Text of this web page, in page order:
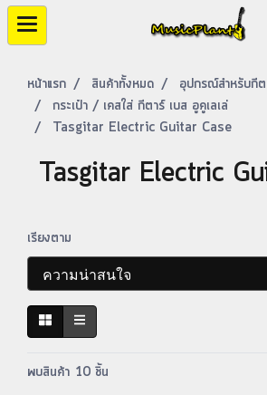
หน้าแรก สินค้าทั้งหมด
อุปกรณ์สำหรับกีต
กระเป๋า / เคสใส่ กีตาร์ เบส อูคูเลเล่
Tasgitar Electric Guitar Case
Tasgitar Electric
เรียงตาม
พบสินค้า 10 ชิ้น